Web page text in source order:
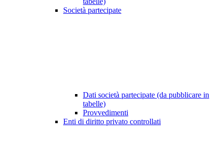
Società partecipate
Dati società partecipate (da pubblicare in
tabelle)
Provvedimenti
Enti di diritto privato controllati